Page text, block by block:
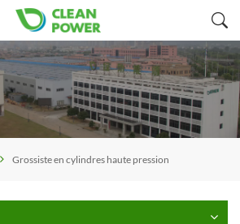
Grossiste en cylindres haute pression